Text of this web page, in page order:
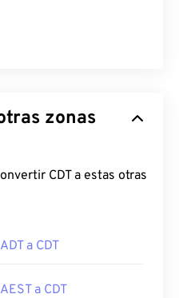
zonas
CDT a estas otras
ADT a CDT
AEST a CDT